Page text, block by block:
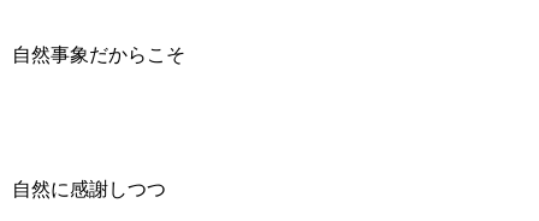
自然事象だからこそ
自然に感謝しつつ